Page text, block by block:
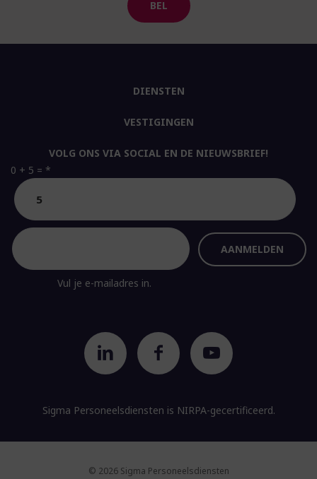
BEL
VOLG ONS VIA SOCIAL EN DE NIEUWSBRIEF!
0 + 5 = *
Vul je e-mailadres in.
Sigma Personeelsdiensten is NIRPA-gecertificeerd.
DIENSTEN
VESTIGINGEN
© 2026 Sigma Personeelsdiensten